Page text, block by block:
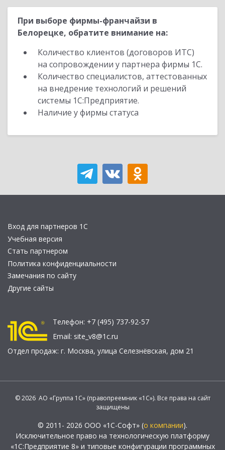
При выборе фирмы-франчайзи в
Белорецке, обратите внимание на:
Количество клиентов (договоров ИТС)
на сопровождении у партнера фирмы 1С.
Количество специалистов, аттестованных
на внедрение технологий и решений
системы 1С:Предприятие.
Наличие у фирмы статуса
Вход для партнеров 1С
Учебная версия
Стать партнером
Политика конфиденциальности
Замечания по сайту
Другие сайты
Телефон: +7 (495) 737-92-57
Email: site_v8@1c.ru
Отдел продаж: г. Москва, улица Селезнёвская, дом 21
© 2026 АО «Группа 1С» (правопреемник «1С»). Все права на сайт
защищены
© 2011- 2026 ООО «1С-Софт» (о компании).
Исключительное право на технологическую платформу
«1С:Предприятие 8» и типовые конфигурации программных